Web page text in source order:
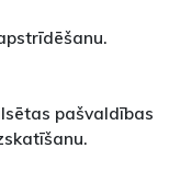
pašvaldības